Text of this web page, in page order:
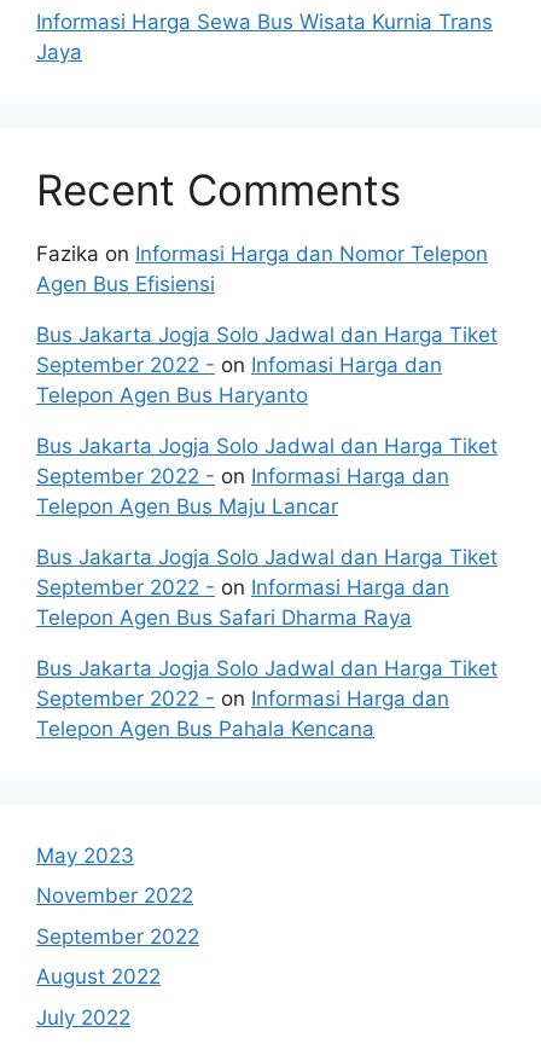
Informasi Harga Sewa Bus Wisata Kurnia Trans
Jaya
Recent Comments
Fazika on Informasi Harga dan Nomor Telepon
Agen Bus Efisiensi
Bus Jakarta Jogja Solo Jadwal dan Harga Tiket
September 2022 - on Infomasi Harga dan
Telepon Agen Bus Haryanto
Bus Jakarta Jogja Solo Jadwal dan Harga Tiket
September 2022 - on Informasi Harga dan
Telepon Agen Bus Maju Lancar
Bus Jakarta Jogja Solo Jadwal dan Harga Tiket
September 2022 - on Informasi Harga dan
Telepon Agen Bus Safari Dharma Raya
Bus Jakarta Jogja Solo Jadwal dan Harga Tiket
September 2022 - on Informasi Harga dan
Telepon Agen Bus Pahala Kencana
May 2023
November 2022
September 2022
August 2022
July 2022